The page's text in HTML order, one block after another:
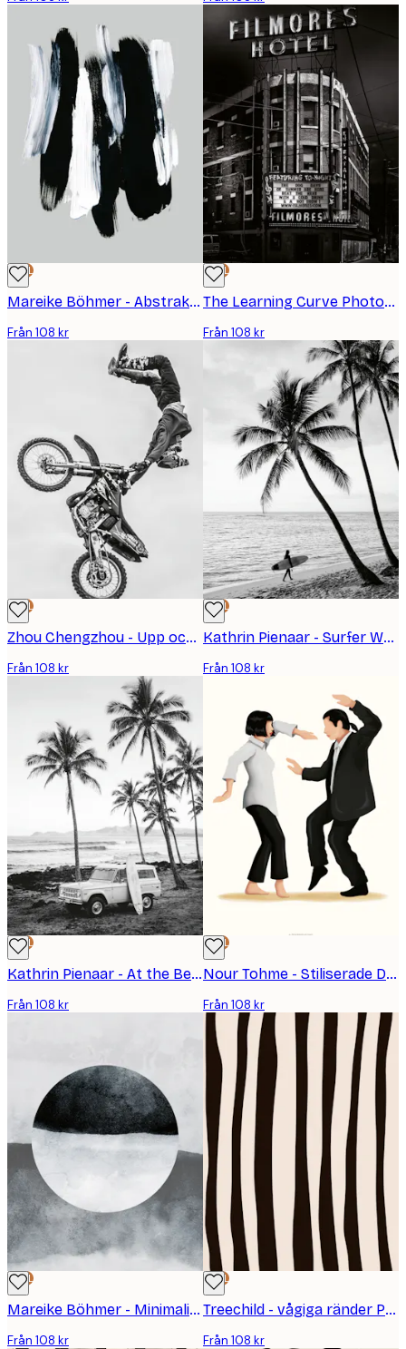
DEAL
Mareike Böhmer - Abstrakt Penseldrag 12 300dpi Poster
Från 108 kr
DEAL
The Learning Curve Photography - Filmores Hotel At Night Poster
Från 108 kr
DEAL
Zhou Chengzhou - Upp och Ner Motocross Poster
Från 108 kr
DEAL
Kathrin Pienaar - Surfer Walk Poster
Från 108 kr
DEAL
Kathrin Pienaar - At the Beachbw Poster
Från 108 kr
DEAL
Nour Tohme - Stiliserade Danspartners Poster
Från 108 kr
DEAL
Mareike Böhmer - Minimalism 52 Poster
Från 108 kr
DEAL
Treechild - vågiga ränder Poster
Från 108 kr